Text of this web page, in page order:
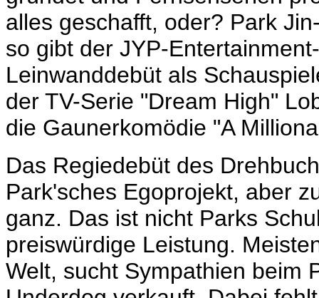
alles geschafft, oder? Park
so gibt der JYP-
Leinwanddebüt als
der TV-Serie "Dream High"
die Gaunerkomödie "A
Das Regiedebüt des
Park'sches Egoprojekt, aber
ganz. Das ist nicht Parks
preiswürdige Leistung.
Welt, sucht Sympathien beim